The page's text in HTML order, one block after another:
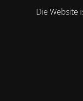
Die Website